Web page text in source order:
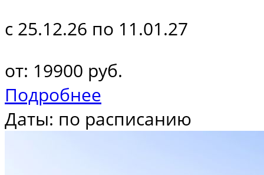
с 25.12.26 по 11.01.27
от: 19900 руб.
Подробнее
Даты: по расписанию